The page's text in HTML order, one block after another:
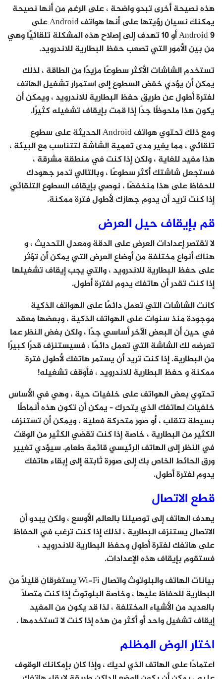
هذه نصيحة أخرى تبدو واضحة ، على الرغم من أنها نصيحة
يمكنك نسيان رؤيتها على أنها هواتف Android على
Android 9 أو 10 تهدف إلى إصلاح هذه المشكلة تلقائيًا وهي
من بين الأمور التي تصعب حفظ البطارية للاندرويد.
تستخدم الشاشات الأكثر سطوعًا مزيدًا من الطاقة ، لذلك
يمكن أن يؤدي خفض السطوع إلى استمرار تشغيل الهاتف
لفترة أطول عن طريق حفظ البطارية للاندرويد ، ويمكن أن
يكون هذا ملحوظًا جدًا إذا قمت بإيقاف تشغيله كثيرًا.
ومع ذلك تحتوي هواتف Android الحديثة على سطوع
تلقائي ، مما يغير مدى تعمية الشاشة لتتناسب مع البيئة ،
هذا مفيد للغاية ، ولكن إذا كنت في منطقة مشرقة ،
فستجعل شاشتك أكثر سطوعًا ، وبالتالي تدمر جهودك
للحفاظ على هذا منخفضًا ، نوصي بإيقاف السطوع التلقائي
إذا كنت تريد أن يدوم جهازك لأطول فترة ممكنة.
قم بإيقاف حيل العرض
لا تقتصر إعدادات العرض على الدقة ومعدل التحديث ، و
هناك أنواع مختلفة من أوضاع العرض التي يمكن أن تؤثر
على حفظ البطارية للاندرويد ، والتي يجب إيقاف تشغيلها
إذا كنت تقدر أن هاتفك يدوم لفترة أطول.
كانت الشاشات التي تعمل دائمًا على الهواتف الذكية
موجودة منذ سنوات على الهواتف الذكية ، وبعضها معقد
في حين أن البعض الآخر أساسي جدًا ، ولكن بغض النظر عما
تعرضه لك الشاشة التي تعمل دائمًا ، فسيستنزف قدرًا كبيرًا
من البطارية. إذا كنت تريد أن يستمر هاتفك لأطول فترة
ممكنة و حفظ البطارية للاندرويد ، فأوقف تشغيله!
تحتوي بعض الهواتف على خلفيات حية ، وهي في الأساس
خلفيات لهاتفك الذي يتحرك – يمكن أن تكون هذه أنماطًا
بسيطة تتقلب ، أو صور متحركة فعلية ، ويمكن أن تستنزف
الكثير من البطارية ، خاصة إذا كنت تقضي الكثير من الوقت
في النظر إلى الهاتف الرئيسي قائمة طعام. سيؤدي تغيير
ورق الحائط الخاص بك إلى صورة ثابتة إلى إبقاء هاتفك
يدوم لفترة أطول.
قطع الاتصال
يهدف الهاتف إلى توصيلنا بالعالم الأوسع ، ولكن يبدو أن
الاتصال يستنزف البطارية ، لذلك إذا كنت ترغب في الحفاظ
على هاتفك لفترة أطول وحفظ البطارية للاندرويد ،
فستقوم بإيقاف هذه الإعدادات.
بيانات الهاتف والبلوتوث واتصال Wi-Fi يستغرقان قليلًا من
البطارية للحفاظ عليها ، وخاصة البلوتوث إذا كنت متصلاً
بالعديد من الأشياء المختلفة ، لذا قد يكون من المفيد
إيقاف تشغيل واحد أو أكثر من هذه إذا كنت لا تستخدمها .
اختار الوض المظلم
اعتمادًا على الهاتف الذي لديك ، وإذا كان بإمكانك الوقوف